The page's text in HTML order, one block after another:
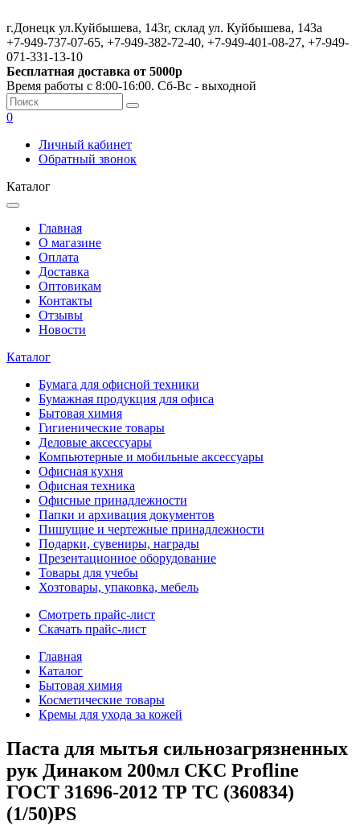
г.Донецк ул.Куйбышева, 143г, склад ул. Куйбышева, 143а
+7-949-737-07-65, +7-949-382-72-40, +7-949-401-08-27, +7-949-
071-331-13-10
Бесплатная доставка от 5000р
Время работы с 8:00-16:00. Сб-Вс - выходной
0
Личный кабинет
Обратный звонок
Каталог
Главная
О магазине
Оплата
Доставка
Оптовикам
Контакты
Отзывы
Новости
Каталог
Бумага для офисной техники
Бумажная продукция для офиса
Бытовая химия
Гигиенические товары
Деловые аксессуары
Компьютерные и мобильные аксессуары
Офисная кухня
Офисная техника
Офисные принадлежности
Папки и архивация документов
Пишущие и чертежные принадлежности
Подарки, сувениры, награды
Презентационное оборудование
Товары для учебы
Хозтовары, упаковка, мебель
Смотреть прайс-лист
Скачать прайс-лист
Главная
Каталог
Бытовая химия
Косметические товары
Кремы для ухода за кожей
Паста для мытья сильнозагрязненных
рук Динаком 200мл CKC Profline
ГОСТ 31696-2012 ТР ТС (360834)
(1/50)PS